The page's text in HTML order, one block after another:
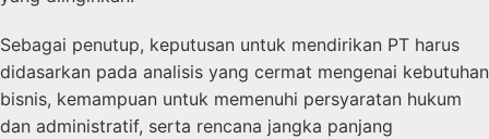
Sebagai penutup, keputusan untuk mendirikan PT harus
didasarkan pada analisis yang cermat mengenai kebutuhan
bisnis, kemampuan untuk memenuhi persyaratan hukum
dan administratif, serta rencana jangka panjang